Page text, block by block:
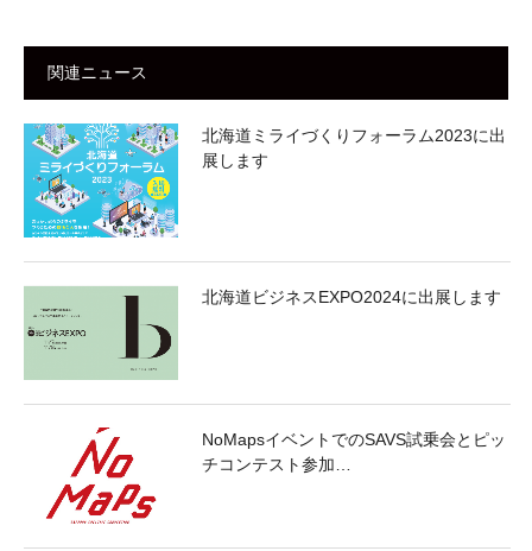
関連ニュース
北海道ミライづくりフォーラム2023に出
展します
北海道ビジネスEXPO2024に出展します
NoMapsイベントでのSAVS試乗会とピッ
チコンテスト参加…